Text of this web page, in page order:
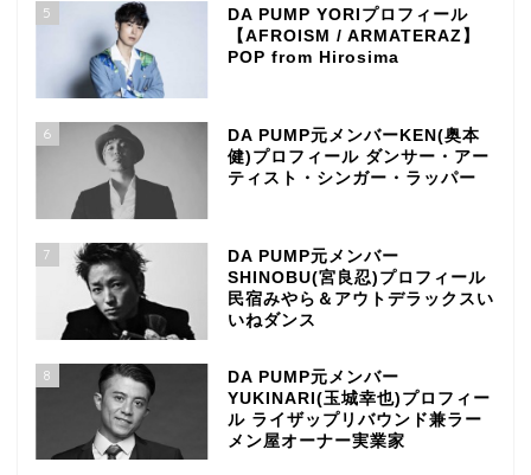
5
DA PUMP YORIプロフィール
【AFROISM / ARMATERAZ】
POP from Hirosima
6
DA PUMP元メンバーKEN(奥本
健)プロフィール ダンサー・アー
ティスト・シンガー・ラッパー
7
DA PUMP元メンバー
SHINOBU(宮良忍)プロフィール
民宿みやら＆アウトデラックスい
いねダンス
8
DA PUMP元メンバー
YUKINARI(玉城幸也)プロフィー
ル ライザップリバウンド兼ラー
メン屋オーナー実業家